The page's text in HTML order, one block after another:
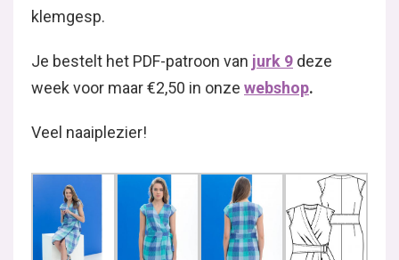
klemgesp.
Je bestelt het PDF-patroon van jurk 9 deze
week voor maar €2,50 in onze webshop.
Veel naaiplezier!